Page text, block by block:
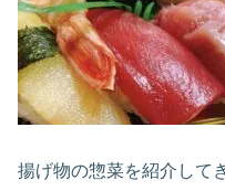
揚げ物の惣菜を紹介して